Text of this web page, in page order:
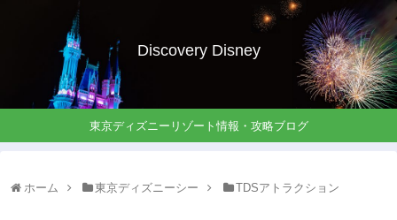
Discovery Disney
東京ディズニーリゾート情報・攻略ブログ
ホーム 東京ディズニーシー TDSアトラクション